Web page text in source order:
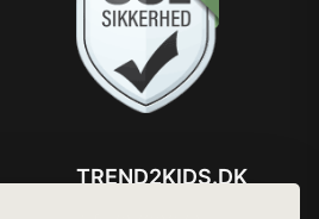
TREND2KIDS.DK